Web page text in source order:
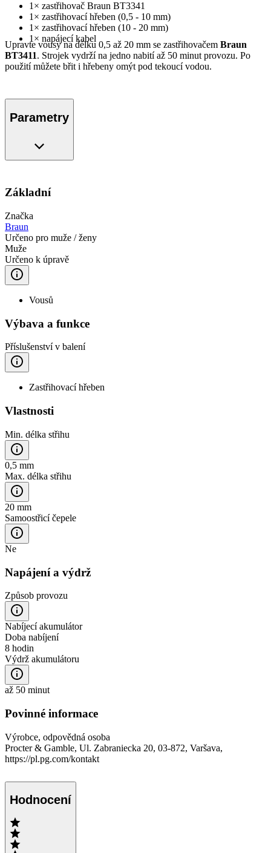
1× zastřihovač Braun BT3341
1× zastřihovací hřeben (0,5 - 10 mm)
1× zastřihovací hřeben (10 - 20 mm)
1× napájecí kabel
Upravte vousy na délku 0,5 až 20 mm se zastřihovačem Braun
BT3411. Strojek vydrží na jedno nabití až 50 minut provozu. Po
použití můžete břit i hřebeny omýt pod tekoucí vodou.
Parametry
Základní
Značka
Braun
Určeno pro muže / ženy
Muže
Určeno k úpravě
Vousů
Výbava a funkce
Příslušenství v balení
Zastřihovací hřeben
Vlastnosti
Min. délka střihu
0,5 mm
Max. délka střihu
20 mm
Samoostřicí čepele
Ne
Napájení a výdrž
Způsob provozu
Nabíjecí akumulátor
Doba nabíjení
8 hodin
Výdrž akumulátoru
až 50 minut
Povinné informace
Výrobce, odpovědná osoba
Procter & Gamble, Ul. Zabraniecka 20, 03-872, Varšava,
https://pl.pg.com/kontakt
Hodnocení